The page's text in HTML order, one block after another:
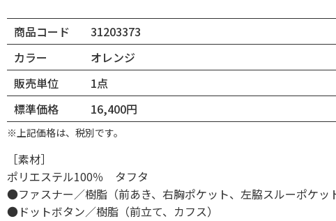
商品コード
31203373
カラー
オレンジ
販売単位
1点
標準価格
16,400円
※上記価格は、税別です。
［素材］
ポリエステル100％ タフタ
●ファスナー／樹脂（前あき、右胸ポケット、左脇スルーポケッ
●ドットボタン／樹脂（前立て、カフス）